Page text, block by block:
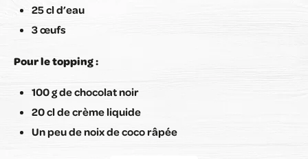
25 cl d’eau
3 œufs
Pour le topping :
100 g de chocolat noir
20 cl de crème liquide
Un peu de noix de coco râpée